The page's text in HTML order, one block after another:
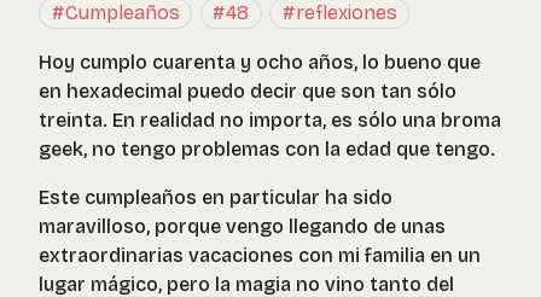
#Cumpleaños
#48 #reflexiones
Hoy cumplo cuarenta y ocho años, lo bueno que
en hexadecimal puedo decir que son tan sólo
treinta. En realidad no importa, es sólo una broma
geek, no tengo problemas con la edad que tengo.
Este cumpleaños en particular ha sido
maravilloso, porque vengo llegando de unas
extraordinarias vacaciones con mi familia en un
lugar mágico, pero la magia no vino tanto del